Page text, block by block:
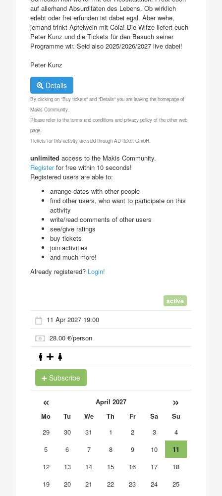
auf allerhand Absurditäten des Lebens. Ob wirklich
erlebt oder frei erfunden ist dabei egal. Aber wehe,
jemand trinkt Apfelwein mit Cola! Die Witze liefert euch
Peter Kunz und die Tickets für den Besuch seiner
Programme wir. Seid also 2025/2026/2027 live dabei!
Peter Kunz
Details
By clicking on "Buy tickets" and "Details" you are leaving the homepage of
Makis Community.
Please refer to the terms and conditions and privacy policy of the other web
page.
Tickets for this activity are sold through AD ticket GmbH.
unlimited access to the Makis Community.
Registerfor free within 10 seconds!
Registered users are able to:
arrange dates with other people
find other users, who want to participate on this
activity
write/read comments of other users
see/give ratings
buy tickets
join activities
and much more!
Already registered? Login!
active
11 Apr 2027 19:00
28.00 €/person
Subscribe
« April 2027 »
Mo Tu We Th Fr Sa
Su
29
30 31 1 2 3
4
5
6 7 8 9 10
11
12
13 14 15 16 17
18
19
20 21 22 23 24
25